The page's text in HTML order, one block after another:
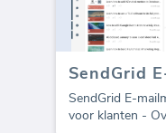
SendGrid E-
voor klanten -